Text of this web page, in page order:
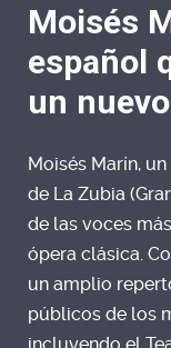
Moisés
español
un
Moisés Marín,
de La Zubia
de las voces
ópera clásica.
un amplio
públicos de los
incluyendo el